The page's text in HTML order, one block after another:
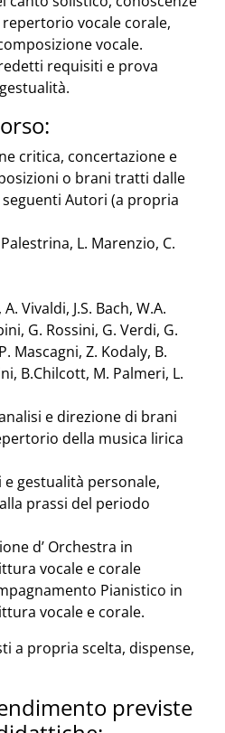
vocale corale,
vocale.
requisiti e prova
critica, concertazione e
o brani tratti dalle
Autori (a propria
L. Marenzio, C.
Vivaldi, J.S. Bach, W.A.
G. Rossini, G. Verdi, G.
Mascagni, Z. Kodaly, B.
B.Chilcott, M. Palmeri, L.
e direzione di brani
della musica lirica
gestualità personale,
prassi del periodo
d’ Orchestra in
vocale e corale
Pianistico in
vocale e corale.
a propria scelta, dispense,
previste